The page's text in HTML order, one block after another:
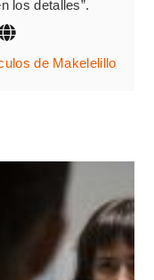
los detalles”.
de Makelelillo